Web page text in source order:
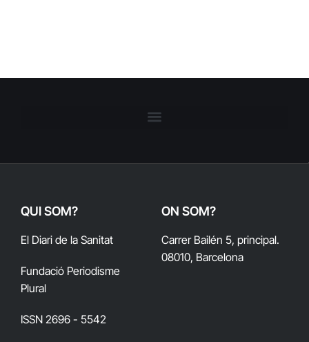
QUI SOM?
El Diari de la Sanitat
Fundació Periodisme
Plural
ISSN 2696 - 5542
ON SOM?
Carrer Bailén 5, principal.
08010, Barcelona